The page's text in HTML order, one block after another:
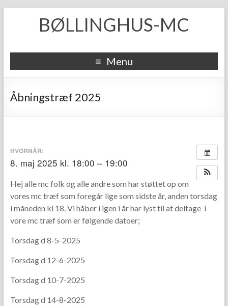
BØLLINGHUS-MC
Menu
Åbningstræf 2025
HVORNÅR:
8. maj 2025 kl. 18:00 – 19:00
Hej alle mc folk og alle andre som har støttet op om
vores mc træf som foregår lige som sidste år, anden torsdag
i måneden kl 18. Vi håber i igen i år har lyst til at deltage i
vore mc træf som er følgende datoer;
Torsdag d 8-5-2025
Torsdag d 12-6-2025
Torsdag d 10-7-2025
Torsdag d 14-8-2025